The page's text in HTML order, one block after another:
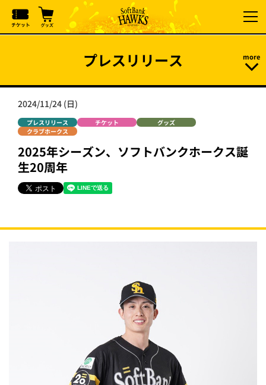
プレスリリース
2024/11/24 (日)
プレスリリース チケット
グッズ
クラブホークス
2025年シーズン、ソフトバンクホークス誕
生20周年